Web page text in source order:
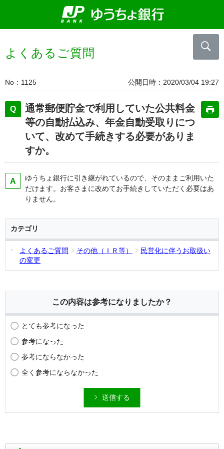
よくあるご質問
No 1125 公開日時 2020/03/04 19:27
通常郵便貯金で利用していた公共料金
等の自動払込み、年金自動受取りにつ
いて、改めて手続きする必要がありま
すか。
ゆうちょ銀行に引き継がれているので、そのままご利用いた
だけます。お客さまに改めてお手続きしていただく必要はあ
りません。
カテゴリ
よくあるご質問 その他（ＩＲ等）
民営化に伴うお取扱い
の変更
この内容は参考になりましたか？
とても参考になった
参考になった
参考にならなかった
全く参考にならなかった
送信する